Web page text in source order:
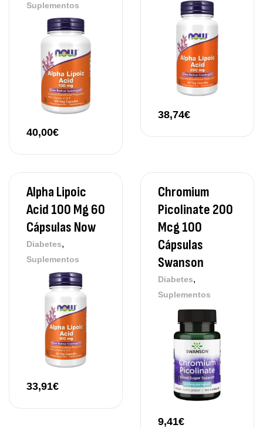
Suplementos
40,00€
38,74€
Alpha Lipoic
Acid 100 Mg 60
Cápsulas Now
Diabetes,
Suplementos
33,91€
Chromium
Picolinate 200
Mcg 100
Cápsulas
Swanson
Diabetes,
Suplementos
9,41€